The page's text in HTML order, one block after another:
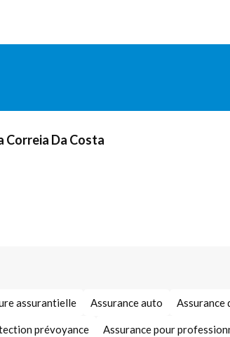
Correia Da Costa
assurantielle Assurance auto Assurance
prévoyance Assurance pour